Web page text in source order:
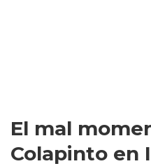
El mal
Colapinto en